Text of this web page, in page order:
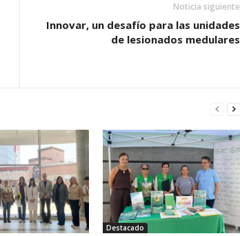
Noticia siguiente
Innovar, un desafío para las unidades
de lesionados medulares
Destacado